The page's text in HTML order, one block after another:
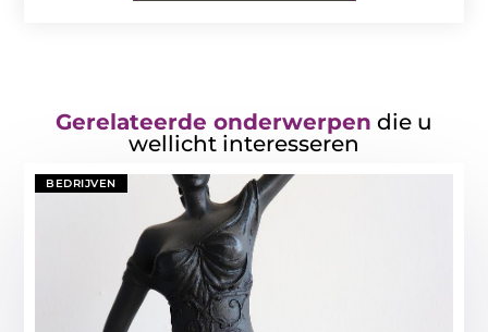
Gerelateerde onderwerpen die u
wellicht interesseren
BEDRIJVEN